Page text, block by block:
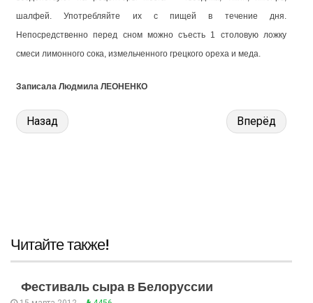
шалфей. Употребляйте их с пищей в течение дня.
Непосредственно перед сном можно съесть 1 столовую ложку
смеси лимонного сока, измельченного грецкого ореха и меда.
Записала Людмила ЛЕОНЕНКО
Назад Вперёд
Читайте также!
Фестиваль сыра в Белоруссии